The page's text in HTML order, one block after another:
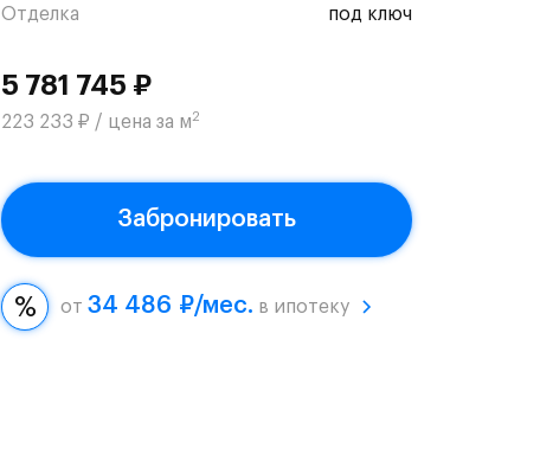
Отделка под ключ
5 781 745 ₽
223 233 ₽ / цена за м2
Забронировать
от 34 486 ₽/мес. в ипотеку